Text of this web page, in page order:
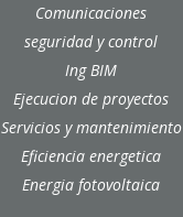
Comunicaciones
seguridad y control
Ing BIM
Ejecucion de proyectos
Servicios y mantenimiento
Eficiencia energetica
Energia fotovoltaica